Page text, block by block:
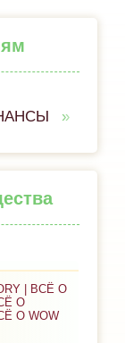
| ВСЁ О
О
О WOW